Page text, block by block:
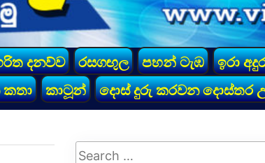
දනව්ව රසගඟුල පහන් ටැඹ
ඉරා
කාටූන් දොස් දුරු කරවන දොස්තර